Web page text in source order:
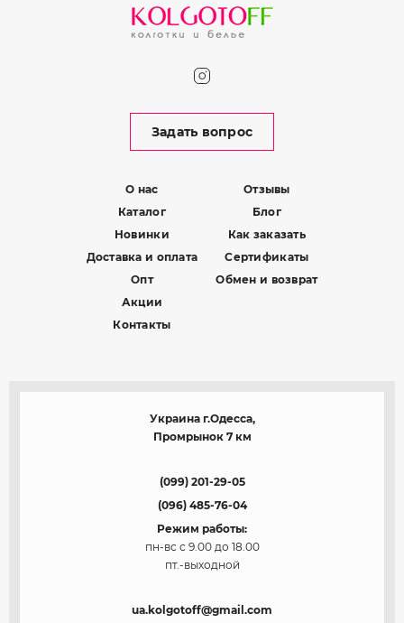
Задать вопрос
О нас
Каталог
Новинки
Доставка и оплата
Опт
Акции
Контакты
Отзывы
Блог
Как заказать
Сертификаты
Обмен и возврат
Украина г.Одесса,
Промрынок 7 км
(099) 201-29-05
(096) 485-76-04
Режим работы:
пн-вс с 9.00 до 18.00
пт.-выходной
ua.kolgotoff@gmail.com